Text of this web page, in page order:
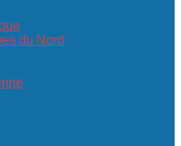
du Nord